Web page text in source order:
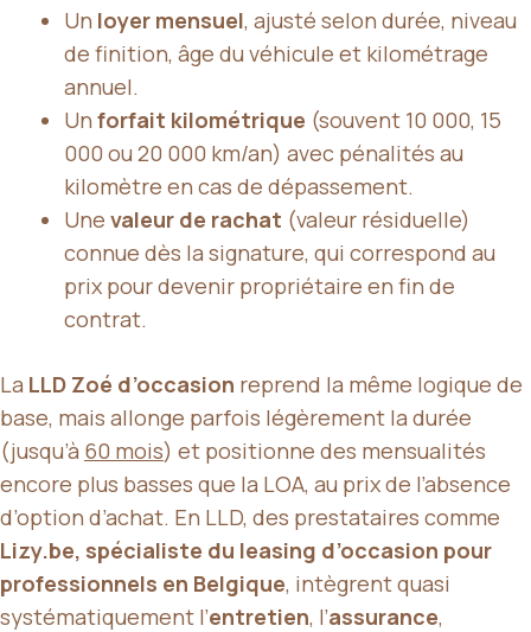
Un loyer mensuel, ajusté selon durée, niveau
de finition, âge du véhicule et kilométrage
annuel.
Un forfait kilométrique (souvent 10 000, 15
000 ou 20 000 km/an) avec pénalités au
kilomètre en cas de dépassement.
Une valeur de rachat (valeur résiduelle)
connue dès la signature, qui correspond au
prix pour devenir propriétaire en fin de
contrat.
La LLD Zoé d’occasion reprend la même logique de
base, mais allonge parfois légèrement la durée
(jusqu’à 60 mois) et positionne des mensualités
encore plus basses que la LOA, au prix de l’absence
d’option d’achat. En LLD, des prestataires comme
Lizy.be, spécialiste du leasing d’occasion pour
professionnels en Belgique, intègrent quasi
systématiquement l’entretien, l’assurance,